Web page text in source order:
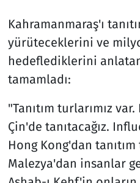
Kahramanmaraş'ı
yürüteceklerini ve
hedeflediklerini
tamamladı:
"Tanıtım turlarımız
Çin'de tanıtacağız.
Hong Kong'dan tanıtım
Malezya'dan insanlar